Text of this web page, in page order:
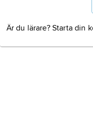
Är du lärare? Starta din